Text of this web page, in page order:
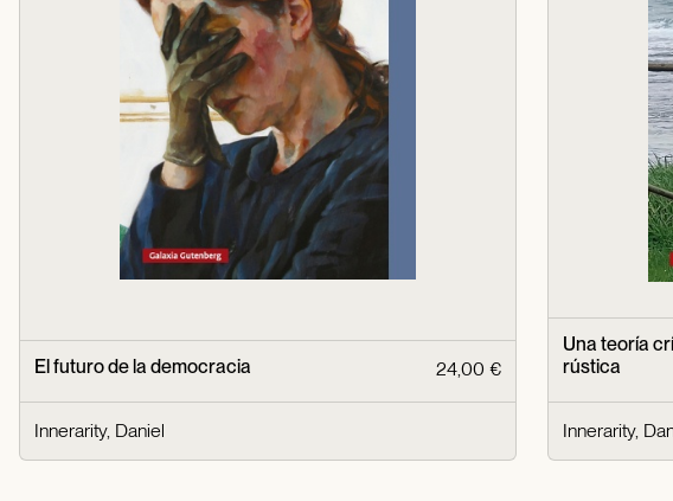
El futuro de la democracia 24,00 €
Innerarity, Daniel
Una teoría
rústica
Innerarity,